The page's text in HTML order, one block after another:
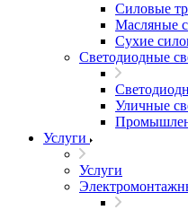
Силовые
Масляные
Сухие
Светодиодные
Уличные
Услуги
Услуги